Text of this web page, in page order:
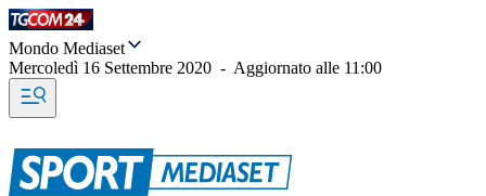
Mondo Mediaset
Mercoledì 16 Settembre 2020 - Aggiornato alle 11:00